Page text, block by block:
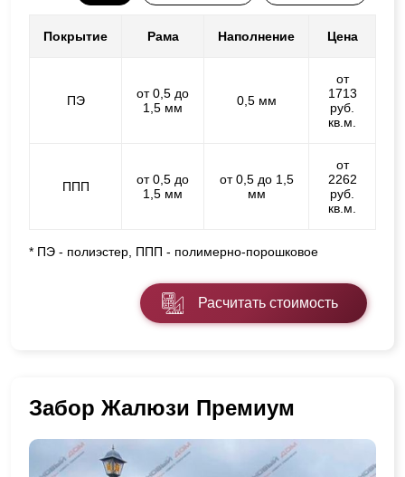
Покрытие Рама Наполнение Цена
ПЭ
от 0,5 до
1,5 мм
0,5 мм
от
1713
руб.
кв.м.
ППП
от 0,5 до
1,5 мм
от 0,5 до 1,5
мм
от
2262
руб.
кв.м.
* ПЭ - полиэстер, ППП - полимерно-порошковое
Расчитать стоимость
Забор Жалюзи Премиум